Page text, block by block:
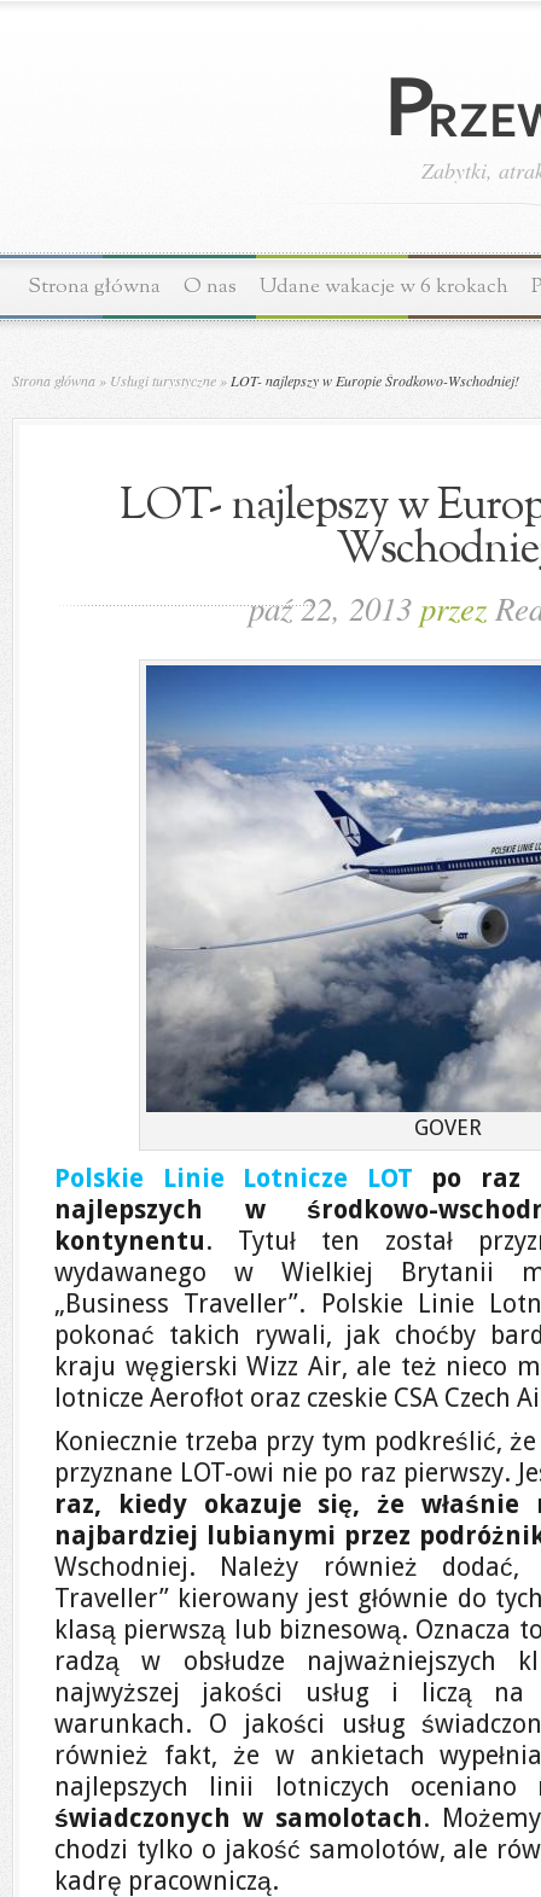
Zabytki,
Strona główna O nas Udane wakacje w 6 krokach
Strona główna » Usługi turystyczne » LOT- najlepszy w Europie Środkowo-Wschodniej!
LOT- najlepszy w
paź 22, 2013 przez
GOVER
Polskie Linie Lotnicze LOT po raz
najlepszych w środkowo-
kontynentu. Tytuł ten został
wydawanego w Wielkiej Brytanii
„Business Traveller”. Polskie Linie
pokonać takich rywali, jak choćby
kraju węgierski Wizz Air, ale też nieco
lotnicze Aerofłot oraz czeskie CSA Czech
Koniecznie trzeba przy tym podkreślić,
przyznane LOT-owi nie po raz pierwszy.
raz, kiedy okazuje się, że
najbardziej lubianymi przez
Wschodniej. Należy również dodać,
Traveller” kierowany jest głównie do
klasą pierwszą lub biznesową. Oznacza
radzą w obsłudze najważniejszych
najwyższej jakości usług i liczą na
warunkach. O jakości usług
również fakt, że w ankietach
najlepszych linii lotniczych
świadczonych w samolotach.
chodzi tylko o jakość samolotów, ale
kadrę pracowniczą.